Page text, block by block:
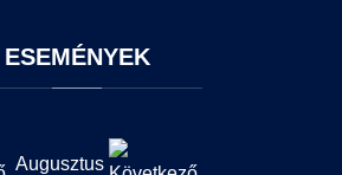
ESEMÉNYEK
Augusztus